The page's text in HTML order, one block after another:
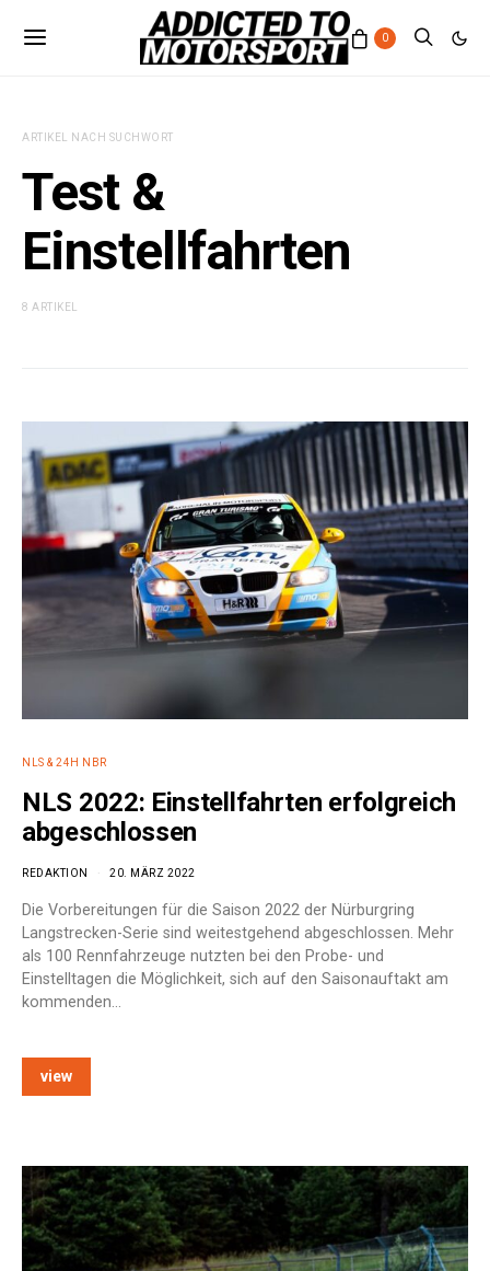
0
ARTIKEL NACH SUCHWORT
Test &
Einstellfahrten
8 ARTIKEL
NLS & 24H NBR
NLS 2022: Einstellfahrten erfolgreich
abgeschlossen
REDAKTION 20. MÄRZ 2022
Die Vorbereitungen für die Saison 2022 der Nürburgring
Langstrecken-Serie sind weitestgehend abgeschlossen. Mehr
als 100 Rennfahrzeuge nutzten bei den Probe- und
Einstelltagen die Möglichkeit, sich auf den Saisonauftakt am
kommenden…
view